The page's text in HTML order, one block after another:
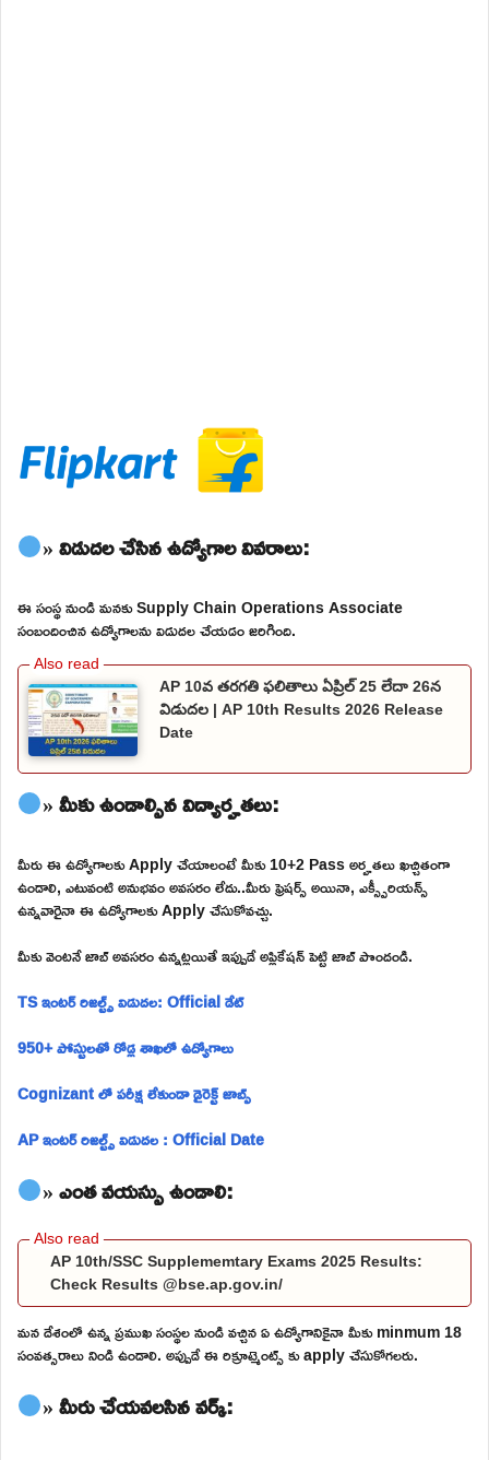
» విడుదల చేసిన ఉద్యోగాల వివరాలు:
ఈ సంస్థ నుండి మనకు Supply Chain Operations Associate
సంబందించిన ఉద్యోగాలను విడుదల చేయడం జరిగింది.
AP 10వ తరగతి ఫలితాలు ఏప్రిల్ 25 లేదా 26న
విడుదల | AP 10th Results 2026 Release
Date
» మీకు ఉండాల్సిన విద్యార్హతలు:
మీరు ఈ ఉద్యోగాలకు Apply చేయాలంటే మీకు 10+2 Pass అర్హతలు ఖచ్చితంగా
ఉండాలి, ఎటువంటి అనుభవం అవసరం లేదు..మీరు ఫ్రెషర్స్ అయినా, ఎక్స్పీరియన్స్
ఉన్నవారైనా ఈ ఉద్యోగాలకు Apply చేసుకోవచ్చు.
మీకు వెంటనే జాబ్ అవసరం ఉన్నట్లయితే ఇప్పుడే అప్లికేషన్ పెట్టి జాబ్ పొందండి.
TS ఇంటర్ రిజల్ట్స్ విడుదల: Official డేట్
950+ పోస్టులతో రోడ్ల శాఖలో ఉద్యోగాలు
Cognizant లో పరీక్ష లేకుండా డైరెక్ట్ జాబ్స్
AP ఇంటర్ రిజల్ట్స్ విడుదల : Official Date
» ఎంత వయస్సు ఉండాలి:
AP 10th/SSC Supplememtary Exams 2025 Results:
Check Results @bse.ap.gov.in/
మన దేశంలో ఉన్న ప్రముఖ సంస్థల నుండి వచ్చిన ఏ ఉద్యోగానికైనా మీకు minmum 18
సంవత్సరాలు నిండి ఉండాలి. అప్పుడే ఈ రిక్రూట్మెంట్స్ కు apply చేసుకోగలరు.
» మీరు చేయవలసిన వర్క్: